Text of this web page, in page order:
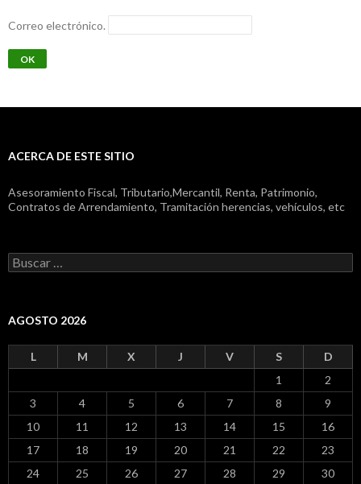
Correo electrónico.
ACERCA DE ESTE SITIO
Asesoramiento Fiscal, Tributario,Mercantil, Renta, Patrimonio,
Contratos de Arrendamiento, Tramitación herencias, vehículos, etc
Buscar:
AGOSTO 2026
L M X J V S
D
1
2
3
4 5 6 7 8
9
10
11 12 13 14 15
16
17
18 19 20 21 22
23
24
25 26 27 28 29
30